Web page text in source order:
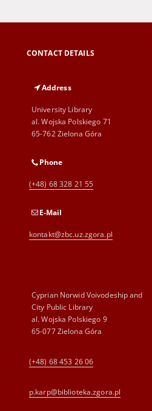
CONTACT DETAILS
Address
University Library
al. Wojska Polskiego 71
65-762 Zielona Góra
Phone
(+48) 68 328 21 55
E-Mail
kontakt@zbc.uz.zgora.pl
Cyprian Norwid Voivodeship and
City Public Library
al. Wojska Polskiego 9
65-077 Zielona Góra
(+48) 68 453 26 06
p.karp@biblioteka.zgora.pl